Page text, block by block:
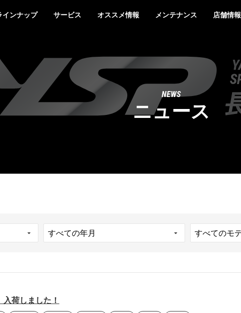
崎
インナップ サービス オススメ情報 メンテナンス 店舗情報
NEWS
ニュース
荷しました！